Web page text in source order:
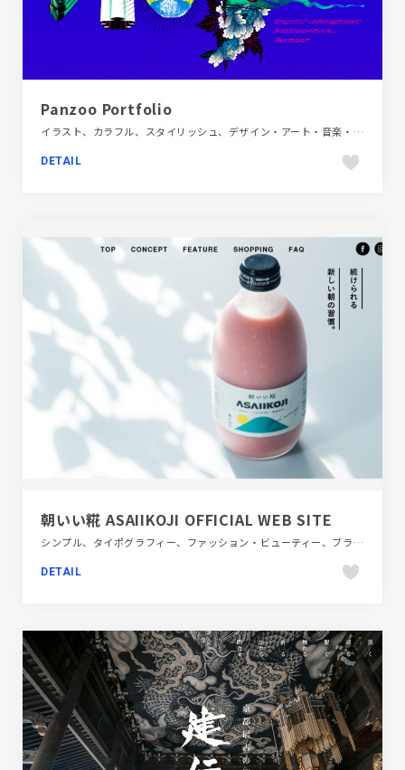
Panzoo Portfolio
イラスト、カラフル、スタイリッシュ、デザイン・アート・音楽・文芸、パープル系、ブランド・サービスサイト、ポップ
DETAIL
朝いい糀 ASAIIKOJI OFFICIAL WEB SITE
シンプル、タイポグラフィー、ファッション・ビューティー、ブランド・サービスサイト、ホワイト系、医療・ヘルスケア、飲料・食品
DETAIL